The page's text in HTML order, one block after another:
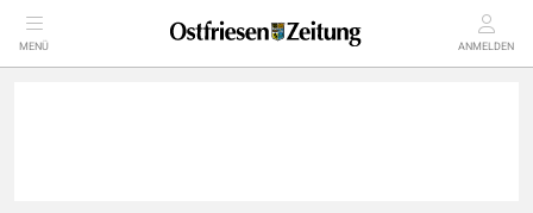
MENÜ ANMELDEN